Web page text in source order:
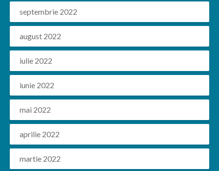
septembrie 2022
august 2022
iulie 2022
iunie 2022
mai 2022
aprilie 2022
martie 2022